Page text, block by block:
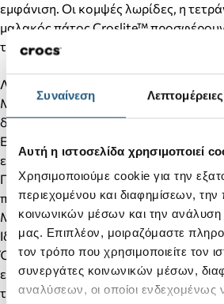
Συναίνεση Λεπτομέρειες
Αυτή η ιστοσελίδα χρησιμοποιεί
Χρησιμοποιούμε cookie για την
περιεχομένου και διαφημίσεων, την
κοινωνικών μέσων και την ανάλυση
μας. Επιπλέον, μοιραζόμαστε
τον τρόπο που χρησιμοποιείτε τον
συνεργάτες κοινωνικών μέσων,
αναλύσεων, οι οποίοι ενδεχομένως
εμφάνιση. Οι κομψές λωρίδες, η
μαλακός πάτος Croslite™
το πρωί έως το βράδυ.
Λεπτομέρειες προϊόντος:
Minimal σχεδιασμός με κομψές
δαχτύλου.
Επάνω μέρος από μαλακό και
εφαρμογή από την πρώτη χρήση.
Πάτος και εξωτερική σόλα Croslite™
προστασία και άνεση.
Μοντέρνα τετράγωνη μύτη (square
Ιδανικά για καθημερινές και
Όπως συμβαίνει με τα περισσότερα
εμφανιστούν μικρά σημάδια φθοράς
τη φυσιολογική χρήση.